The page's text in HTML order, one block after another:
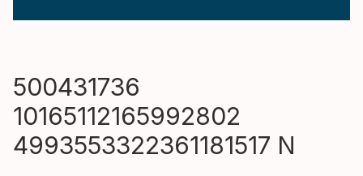
500431736
10165112165992802
4993553322361181517 N